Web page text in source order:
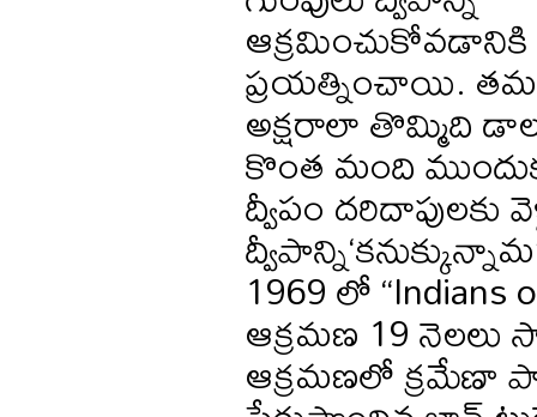
ఆక్రమించుకోవడానికి
ప్రయత్నించాయి. తమ
అక్షరాలా తొమ్మిది
కొంత మంది
ద్వీపం దరిదాపులకు
1969 లో “Indians
ఆక్రమణ 19 నెలలు
ఆక్రమణలో క్రమేణా